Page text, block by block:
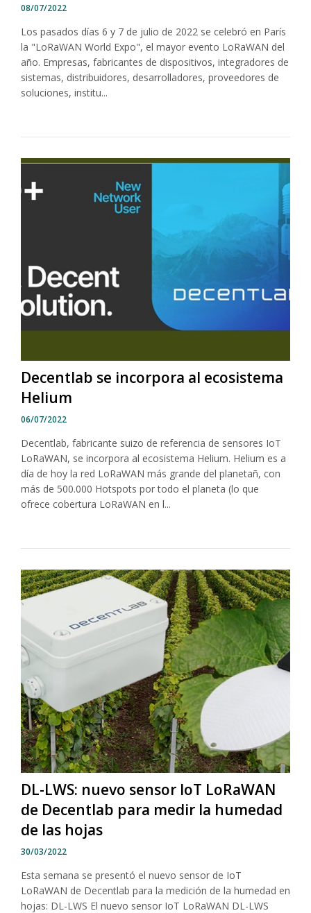
08/07/2022
Los pasados días 6 y 7 de julio de 2022 se celebró en París
la "LoRaWAN World Expo", el mayor evento LoRaWAN del
año. Empresas, fabricantes de dispositivos, integradores de
sistemas, distribuidores, desarrolladores, proveedores de
soluciones, institu...
Decentlab se incorpora al ecosistema
Helium
06/07/2022
Decentlab, fabricante suizo de referencia de sensores IoT
LoRaWAN, se incorpora al ecosistema Helium. Helium es a
día de hoy la red LoRaWAN más grande del planetañ, con
más de 500.000 Hotspots por todo el planeta (lo que
ofrece cobertura LoRaWAN en l...
DL-LWS: nuevo sensor IoT LoRaWAN
de Decentlab para medir la humedad
de las hojas
30/03/2022
Esta semana se presentó el nuevo sensor de IoT
LoRaWAN de Decentlab para la medición de la humedad en
hojas: DL-LWS El nuevo sensor IoT LoRaWAN DL-LWS